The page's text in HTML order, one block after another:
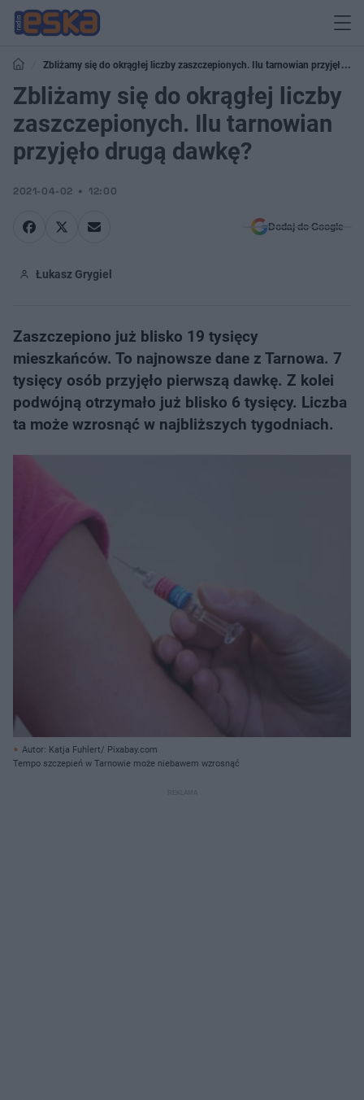
Zbliżamy się do okrągłej liczby zaszczepionych. Ilu tarnowian przyjęło
drugą dawkę?
Zbliżamy się do okrągłej liczby
zaszczepionych. Ilu tarnowian
przyjęło drugą dawkę?
2021-04-02 12:00
Dodaj do Google
Łukasz Grygiel
Zaszczepiono już blisko 19 tysięcy
mieszkańców. To najnowsze dane z Tarnowa. 7
tysięcy osób przyjęło pierwszą dawkę. Z kolei
podwójną otrzymało już blisko 6 tysięcy. Liczba
ta może wzrosnąć w najbliższych tygodniach.
Autor: Katja Fuhlert/ Pixabay.com
Tempo szczepień w Tarnowie może niebawem wzrosnąć